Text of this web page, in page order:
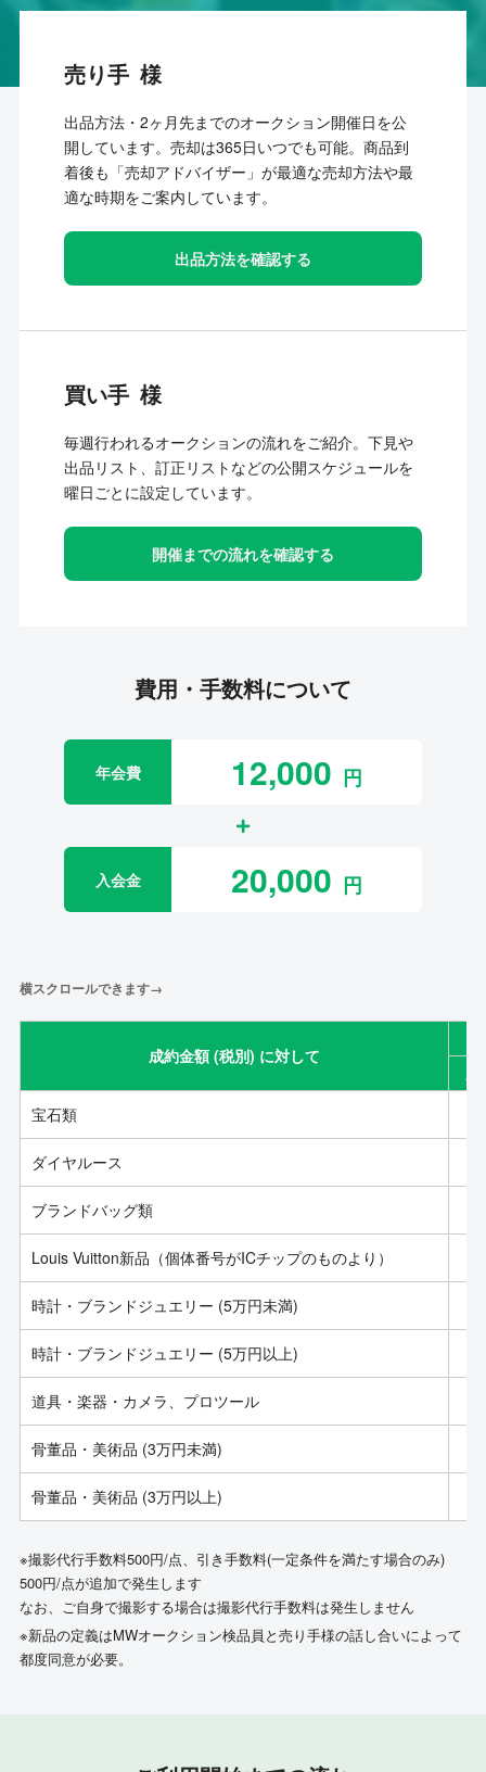
売り手
出品方法・2ヶ月先までのオークション開催日を公
開しています。売却は365日いつでも可能。商品到
着後も「売却アドバイザー」が最適な売却方法や最
適な時期をご案内しています。
出品方法を確認する
買い手
毎週行われるオークションの流れをご紹介。下見や
出品リスト、訂正リストなどの公開スケジュールを
曜日ごとに設定しています。
開催までの流れを確認する
費用・手数料について
年会費 12,000
入会金 20,000
横スクロールできます→
成約金額 (税別) に対して
宝石類
ダイヤルース
ブランドバッグ類
Louis Vuitton新品（個体番号がICチップのものより）
時計・ブランドジュエリー (5万円未満)
時計・ブランドジュエリー (5万円以上)
道具・楽器・カメラ、プロツール
骨董品・美術品 (3万円未満)
骨董品・美術品 (3万円以上)
※撮影代行手数料500円/点、引き手数料(一定条件を満たす場合のみ)
500円/点が追加で発生します
なお、ご自身で撮影する場合は撮影代行手数料は発生しません
※新品の定義はMWオークション検品員と売り手様の話し合いによって
都度同意が必要。